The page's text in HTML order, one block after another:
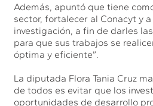
Además, apuntó que tiene
sector, fortalecer al Conacyt y
investigación, a fin de darles
para que sus trabajos se
óptima y eficiente”.
La diputada Flora Tania Cruz
de todos es evitar que los
oportunidades de desarrollo